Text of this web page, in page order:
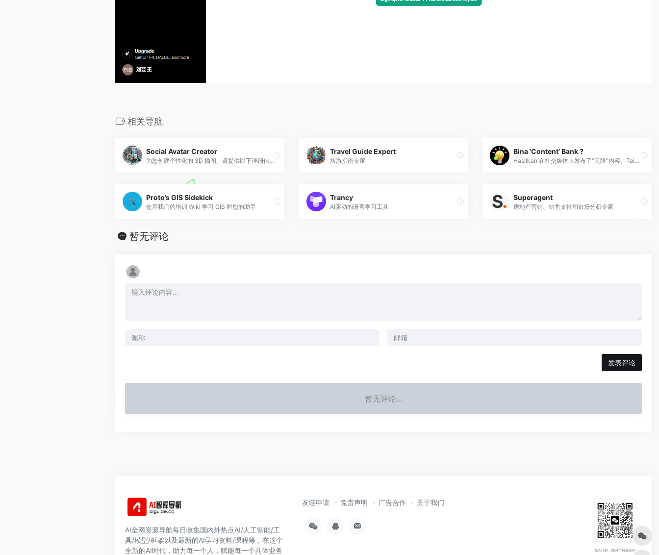
相关导航
Social Avatar Creator
为您创建个性化的 3D 插图。请提供以下详细信息：您的角色、您的职业、您首选的社交媒体平台，例如（技术男孩、提示工程师、facebook）
Travel Guide Expert
旅游指南专家
Bina ‘Content’ Bank ?
Hasilkan 在社交媒体上发布了“无限”内容。Taip 'MULA' 位于古巴。
Proto’s GIS Sidekick
使用我们的培训 Wiki 学习 GIS 时您的助手
Trancy
AI驱动的语言学习工具
Superagent
房地产营销、销售支持和市场分析专家
暂无评论
发表评论
暂无评论...
AI全网资源导航每日收集国内外热点AI/人工智能/工
具/模型/框架以及最新的AI学习资料/课程等，在这个
全新的AI时代，助力每一个人，赋能每一个具体业务
友链申请 免责声明 广告合作 关于我们
加入社群，随时了解最新AI